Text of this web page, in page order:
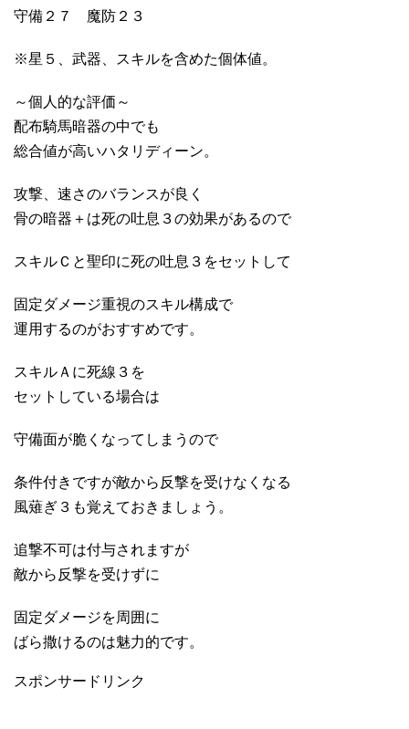
守備２７ 魔防２３
※星５、武器、スキルを含めた個体値。
～個人的な評価～
配布騎馬暗器の中でも
総合値が高いハタリディーン。
攻撃、速さのバランスが良く
骨の暗器＋は死の吐息３の効果があるので
スキルＣと聖印に死の吐息３をセットして
固定ダメージ重視のスキル構成で
運用するのがおすすめです。
スキルＡに死線３を
セットしている場合は
守備面が脆くなってしまうので
条件付きですが敵から反撃を受けなくなる
風薙ぎ３も覚えておきましょう。
追撃不可は付与されますが
敵から反撃を受けずに
固定ダメージを周囲に
ばら撒けるのは魅力的です。
スポンサードリンク